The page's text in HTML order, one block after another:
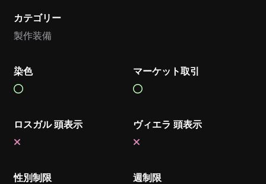
カテゴリー
製作装備
染色 マーケット取引
ロスガル 頭表示 ヴィエラ 頭表示
性別制限 週制限